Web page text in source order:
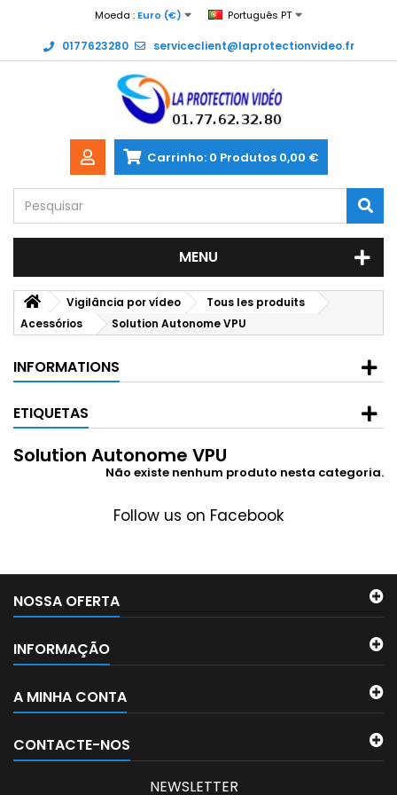
Moeda : Euro (€) Português PT
0177623280 serviceclient@laprotectionvideo.fr
Carrinho: 0 Produtos 0,00 €
MENU
Vigilância por vídeo
Tous les produits
Acessórios
Solution Autonome VPU
INFORMATIONS
ETIQUETAS
Solution Autonome VPU
Não existe nenhum produto nesta categoria.
Follow us on Facebook
NOSSA OFERTA
INFORMAÇÃO
A MINHA CONTA
CONTACTE-NOS
NEWSLETTER